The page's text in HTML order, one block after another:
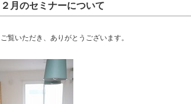
２月のセミナーについて
覧いただき、ありがとうございます。